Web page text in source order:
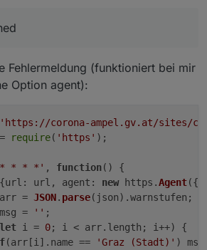
Fehlermeldung (funktioniert bei mir
Option agent):
'https://corona-ampel.gv.at/sites/
require( 'https' );
* * *' , function( ) {
url : url, agent : new https.Agent({
arr = JSON. parse(json).warnstufen ;
msg = '' ;
let i = 0; i < arr. length ; i++) {
(arr[i]. name == 'Graz (Stadt)' )